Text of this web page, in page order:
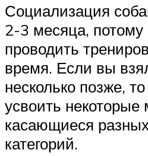
Социализация
2-3 месяца, потому
проводить
время. Если вы
несколько позже,
усвоить
касающиеся
категорий.